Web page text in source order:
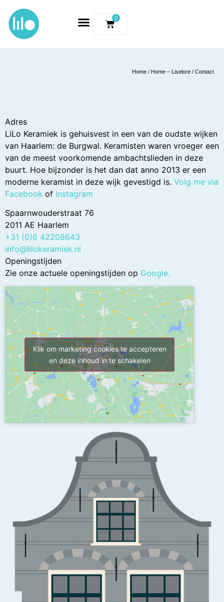
0
Home / Home – Liselore / Contact
Adres
LiLo Keramiek is gehuisvest in een van de oudste wijken
van Haarlem: de Burgwal. Keramisten waren vroeger een
van de meest voorkomende ambachtslieden in deze
buurt. Hoe bijzonder is het dan dat anno 2013 er een
moderne keramist in deze wijk gevestigd is. Volg me via
Facebook of Instagram
Spaarnwouderstraat 76
2011 AE Haarlem
+31 (0)6 42208643
info@lilokeramiek.nl
Openingstijden
Zie onze actuele openingstijden op Google.
Klik om marketing cookies te accepteren
en deze inhoud in te schakelen